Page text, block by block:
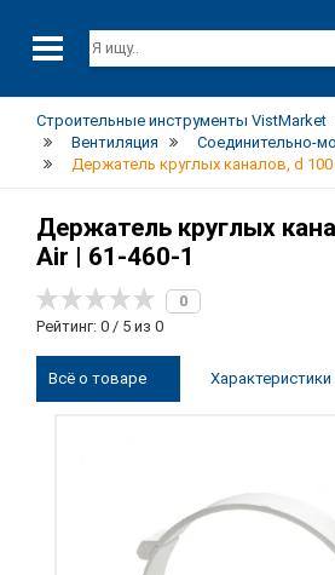
Строительные инструменты VistMarket
Вентиляция
Соединительно-
Держатель круглых каналов, d 100
Держатель круглых
Air | 61-460-1
0
Рейтинг: 0 / 5 из 0
Всё о товаре Характеристики